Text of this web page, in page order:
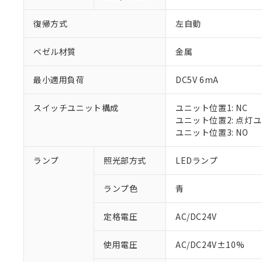
復帰方式 左自動
ベゼル材質 金属
最小適用負荷 DC5V 6mA
スイッチユニット構成
ユニット位置1: NC
ユニット位置2: 点灯
ユニット位置3: NO
ランプ 照光部方式 LEDランプ
ランプ色 青
定格電圧 AC/DC24V
使用電圧 AC/DC24V±10%
※1 対応状況